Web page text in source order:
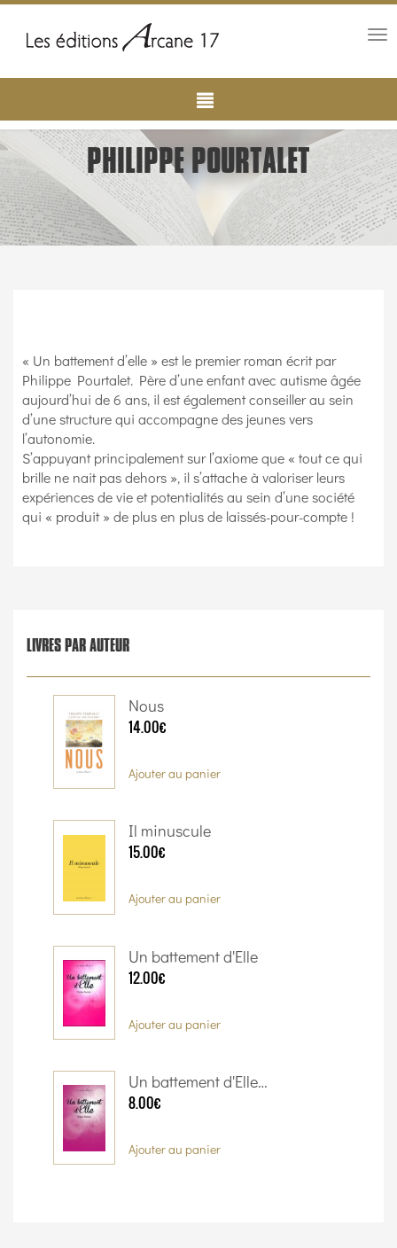
contenu
principal
navigation
PHILIPPE POURTALET
« Un battement d’elle » est le premier roman écrit par
Philippe Pourtalet. Père d’une enfant avec autisme âgée
aujourd’hui de 6 ans, il est également conseiller au sein
d’une structure qui accompagne des jeunes vers
l’autonomie.
S’appuyant principalement sur l’axiome que « tout ce qui
brille ne nait pas dehors », il s’attache à valoriser leurs
expériences de vie et potentialités au sein d’une société
qui « produit » de plus en plus de laissés-pour-compte !
LIVRES PAR AUTEUR
Nous
14.00€
Ajouter au panier
Il minuscule
15.00€
Ajouter au panier
Un battement d'Elle
12.00€
Ajouter au panier
Un battement d'Elle…
8.00€
Ajouter au panier